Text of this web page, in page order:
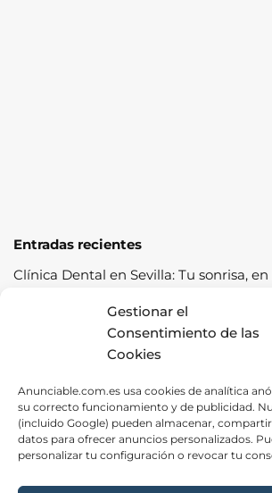
Gestionar el
Consentimiento de las
Cookies
Anunciable.com.es usa cookies de analítica
su correcto funcionamiento y de publicidad.
(incluido Google) pueden almacenar,
datos para ofrecer anuncios personalizados.
personalizar tu configuración o revocar tu
Entradas recientes
Clínica Dental en Sevilla: Tu sonrisa,
Cómo pasar la ITV a la primera: guía
consejos prácticos
Los cereales sostenibles representan
Fábrica de Canapés en Barcelona: La
tu Descanso
Las ventajas de contratar una
carpas para tus eventos